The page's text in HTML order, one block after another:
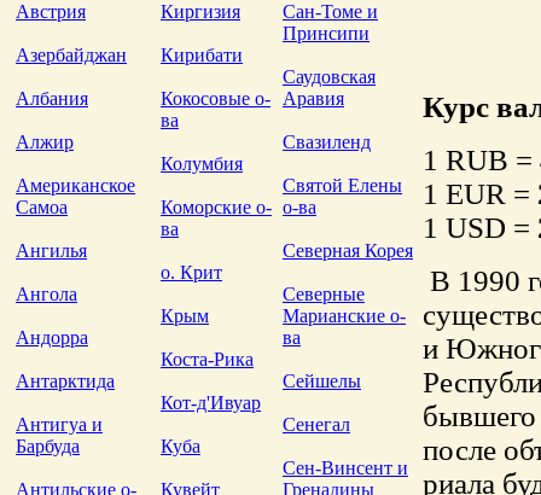
Австрия
Азербайджан
Албания
Алжир
Американское
Самоа
Ангилья
Ангола
Андорра
Антарктида
Антигуа и
Барбуда
Антильские о-
Киргизия
Кирибати
Кокосовые о-
ва
Колумбия
Коморские о-
ва
о. Крит
Крым
Коста-Рика
Кот-д'Ивуар
Куба
Кувейт
Сан-Томе и
Принсипи
Саудовская
Аравия
Свазиленд
Святой Елены
о-ва
Северная Корея
Северные
Марианские о-
ва
Сейшелы
Сенегал
Сен-Винсент и
Гренадины
Курс
1 RUB =
1 EUR =
1 USD =
В 1990
и
после
риала